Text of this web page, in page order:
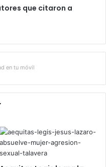
que citaron a
en tu móvil